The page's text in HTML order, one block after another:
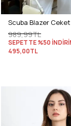
989,99TL
SEPETTE %50
495,00TL